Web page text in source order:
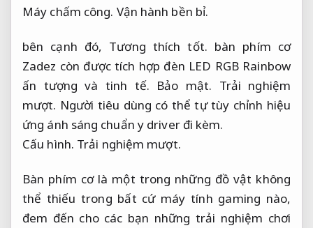
Máy chấm công. Vận hành bền bỉ.
bên cạnh đó, Tương thích tốt. bàn phím cơ
Zadez còn được tích hợp đèn LED RGB Rainbow
ấn tượng và tinh tế. Bảo mật. Trải nghiệm
mượt. Người tiêu dùng có thể tự tùy chỉnh hiệu
ứng ánh sáng chuẩn y driver đi kèm.
Cấu hình. Trải nghiệm mượt.
Bàn phím cơ là một trong những đồ vật không
thể thiếu trong bất cứ máy tính gaming nào,
đem đến cho các bạn những trải nghiệm chơi